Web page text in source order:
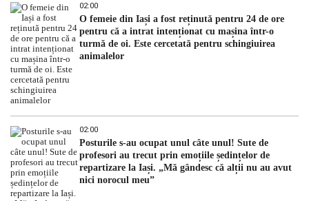
02:00
O femeie din Iași a fost reținută pentru 24 de ore
pentru că a intrat intenționat cu mașina într-o
turmă de oi. Este cercetată pentru schingiuirea
animalelor
02:00
Posturile s-au ocupat unul câte unul! Sute de
profesori au trecut prin emoțiile ședințelor de
repartizare la Iași. „Mă gândesc că alții nu au avut
nici norocul meu”